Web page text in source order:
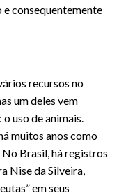
e consequentemente
recursos no
um deles vem
uso de animais.
muitos anos como
Brasil, há registros
Nise da Silveira,
em seus